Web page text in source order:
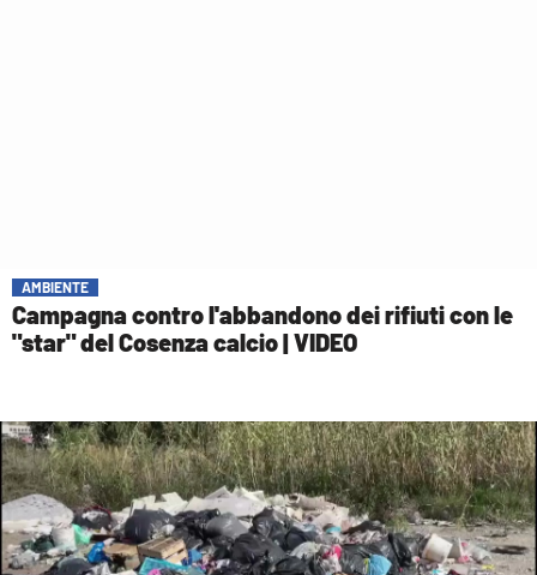
AMBIENTE
Campagna contro l'abbandono dei rifiuti con le
"star" del Cosenza calcio | VIDEO